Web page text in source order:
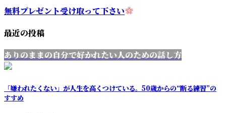
無料プレゼント受け取って下さい
最近の投稿
ありのままの自分で好かれたい人のための話し方
「嫌われたくない」が人生を高くつけている。50歳からの“断る練習”の
すすめ